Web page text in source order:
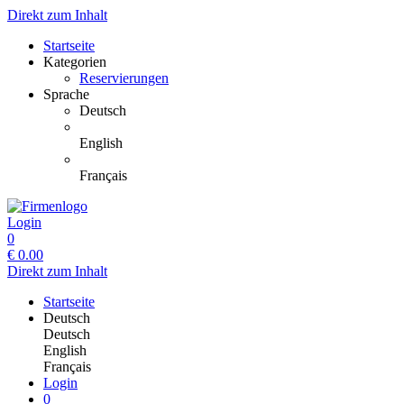
Direkt zum Inhalt
Startseite
Kategorien
Reservierungen
Sprache
Deutsch
English
Français
Login
0
€ 0.00
Direkt zum Inhalt
Startseite
Deutsch
Deutsch
English
Français
Login
0